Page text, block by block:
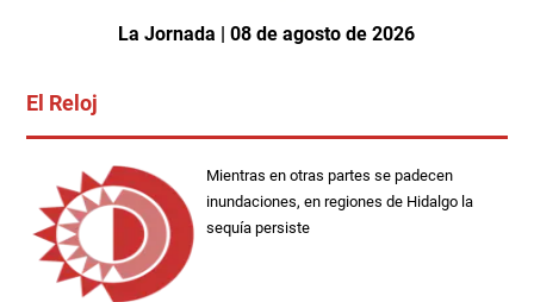
La Jornada | 08 de agosto de 2026
El Reloj
Mientras en otras partes se padecen
inundaciones, en regiones de Hidalgo la
sequía persiste